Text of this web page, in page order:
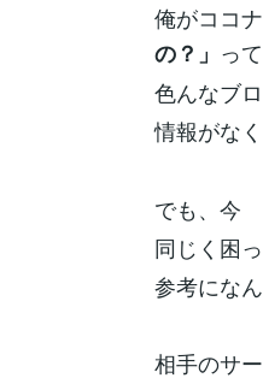
俺がココ
の？」 っ
色んなブ
情報がなく
でも、今
同じく困
参考にな
相手のサ